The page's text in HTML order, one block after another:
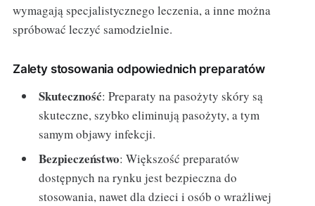
wymagają specjalistycznego leczenia, a inne można
spróbować leczyć samodzielnie.
Zalety stosowania odpowiednich preparatów
Skuteczność: Preparaty na pasożyty skóry są
skuteczne, szybko eliminują pasożyty, a tym
samym objawy infekcji.
Bezpieczeństwo: Większość preparatów
dostępnych na rynku jest bezpieczna do
stosowania, nawet dla dzieci i osób o wrażliwej